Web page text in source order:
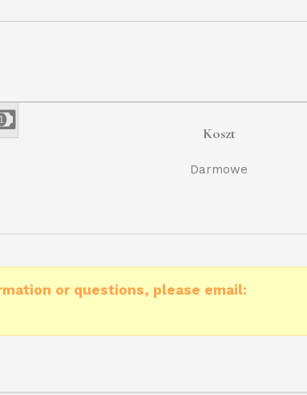
Koszt
Darmowe
or questions, please email: